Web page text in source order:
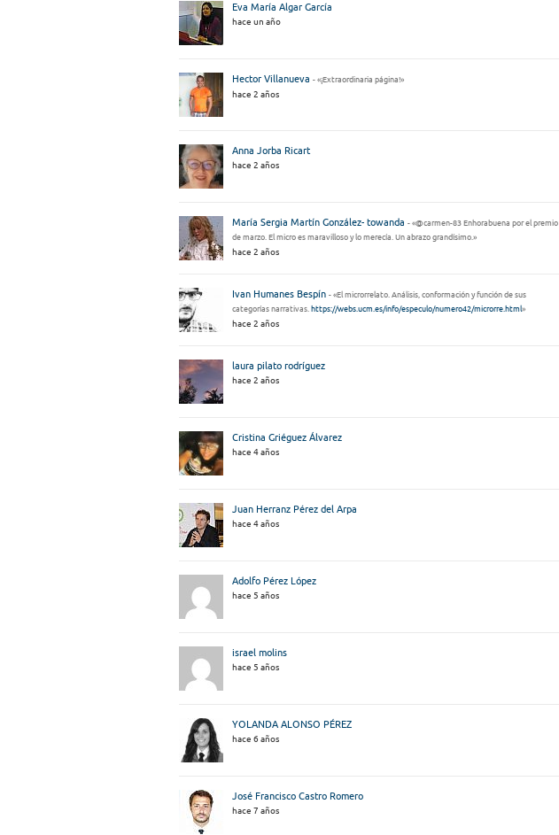
Eva María Algar García
hace un año
Hector Villanueva - «¡Extraordinaria página!»
hace 2 años
Anna Jorba Ricart
hace 2 años
María Sergia Martín González- towanda - «@carmen-83 Enhorabuena por el premio
de marzo. El micro es maravilloso y lo merecía. Un abrazo grandísimo.»
hace 2 años
Ivan Humanes Bespín - «El microrrelato. Análisis, conformación y función de sus
categorías narrativas. https://webs.ucm.es/info/especulo/numero42/microrre.html »
hace 2 años
laura pilato rodríguez
hace 2 años
Cristina Griéguez Álvarez
hace 4 años
Juan Herranz Pérez del Arpa
hace 4 años
Adolfo Pérez López
hace 5 años
israel molins
hace 5 años
YOLANDA ALONSO PÉREZ
hace 6 años
José Francisco Castro Romero
hace 7 años